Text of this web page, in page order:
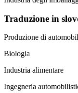
Traduzione in
Produzione di
Biologia
Industria alimentare
Ingegneria